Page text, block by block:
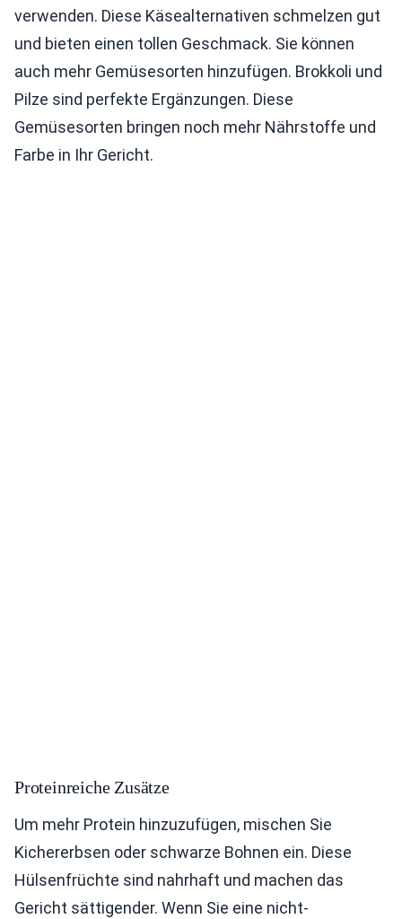
verwenden. Diese Käsealternativen schmelzen gut
und bieten einen tollen Geschmack. Sie können
auch mehr Gemüsesorten hinzufügen. Brokkoli und
Pilze sind perfekte Ergänzungen. Diese
Gemüsesorten bringen noch mehr Nährstoffe und
Farbe in Ihr Gericht.
Proteinreiche Zusätze
Um mehr Protein hinzuzufügen, mischen Sie
Kichererbsen oder schwarze Bohnen ein. Diese
Hülsenfrüchte sind nahrhaft und machen das
Gericht sättigender. Wenn Sie eine nicht-